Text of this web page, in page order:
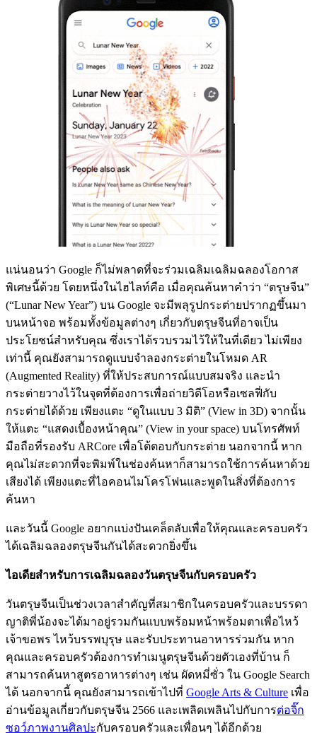
แน่นอนว่า Google ก็ไม่พลาดที่จะร่วมเฉลิมเฉลิมฉลองโอกาส
พิเศษนี้ด้วย โดยหนึ่งในไฮไลท์คือ เมื่อคุณค้นหาคำว่า “ตรุษจีน”
(“Lunar New Year”) บน Google จะมีพลุรูปกระต่ายปรากฏขึ้นมา
บนหน้าจอ พร้อมทั้งข้อมูลต่างๆ เกี่ยวกับตรุษจีนที่อาจเป็น
ประโยชน์สำหรับคุณ ซึ่งเราได้รวบรวมไว้ให้ในที่เดียว ไม่เพียง
เท่านี้ คุณยังสามารถดูแบบจำลองกระต่ายในโหมด AR
(Augmented Reality) ที่ให้ประสบการณ์แบบสมจริง และนำ
กระต่ายวางไว้ในจุดที่ต้องการเพื่อถ่ายวิดีโอหรือเซลฟี่กับ
กระต่ายได้ด้วย เพียงแตะ “ดูในแบบ 3 มิติ” (View in 3D) จากนั้น
ให้แตะ “แสดงเบื้องหน้าคุณ” (View in your space) บนโทรศัพท์
มือถือที่รองรับ ARCore เพื่อโต้ตอบกับกระต่าย นอกจากนี้ หาก
คุณไม่สะดวกที่จะพิมพ์ในช่องค้นหาก็สามารถใช้การค้นหาด้วย
เสียงได้ เพียงแตะที่ไอคอนไมโครโฟนและพูดในสิ่งที่ต้องการ
ค้นหา
และวันนี้ Google อยากแบ่งปันเคล็ดลับเพื่อให้คุณและครอบครัว
ได้เฉลิมฉลองตรุษจีนกันได้สะดวกยิ่งขึ้น
ไอเดียสำหรับการเฉลิมฉลองวันตรุษจีนกับครอบครัว
วันตรุษจีนเป็นช่วงเวลาสำคัญที่สมาชิกในครอบครัวและบรรดา
ญาติพี่น้องจะได้มาอยู่รวมกันแบบพร้อมหน้าพร้อมตาเพื่อไหว้
เจ้าขอพร ไหว้บรรพบุรุษ และรับประทานอาหารร่วมกัน หาก
คุณและครอบครัวต้องการทำเมนูตรุษจีนด้วยตัวเองที่บ้าน ก็
สามารถค้นหาสูตรอาหารต่างๆ เช่น ผัดหมี่ซั่ว ใน Google Search
ได้ นอกจากนี้ คุณยังสามารถเข้าไปที่ Google Arts & Culture เพื่อ
อ่านข้อมูลเกี่ยวกับตรุษจีน 2566 และเพลิดเพลินไปกับการต่อจิ๊ก
ซอว์ภาพงานศิลปะกับครอบครัวและเพื่อนๆ ได้อีกด้วย